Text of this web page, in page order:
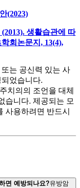
(2023)
생활습관에 따
회논문지, 13(4),
는 공신력 있는 사
었습니다.
치의의 조언을 대체
습니다. 제공되는 모
사용하려면 반드시
면 예방되나요?유방암